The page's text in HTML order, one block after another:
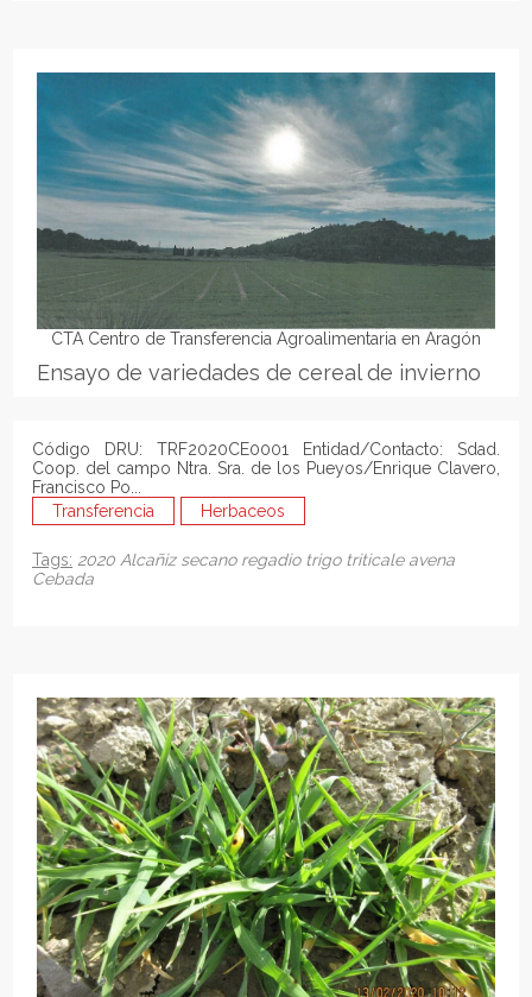
CTA Centro de Transferencia Agroalimentaria en Aragón
Ensayo de variedades de cereal de invierno
Código DRU: TRF2020CE0001 Entidad/Contacto: Sdad.
Coop. del campo Ntra. Sra. de los Pueyos/Enrique Clavero,
Francisco Po...
Transferencia
Herbaceos
Tags: 2020 Alcañiz secano regadio trigo triticale avena
Cebada